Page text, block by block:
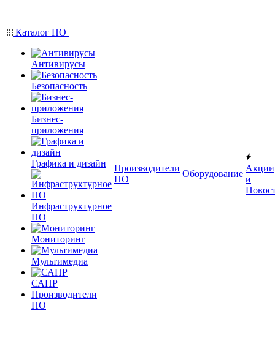
Каталог ПО
Антивирусы
Безопасность
Бизнес-
приложения
Графика и дизайн
Инфраструктурное
ПО
Мониторинг
Мультимедиа
САПР
Производители
ПО
Производители
ПО
Оборудование
Акции
и